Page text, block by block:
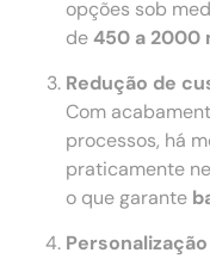
opções sob
de450 a 2000
Redução de
Com
processos, há
praticamente
o que garante